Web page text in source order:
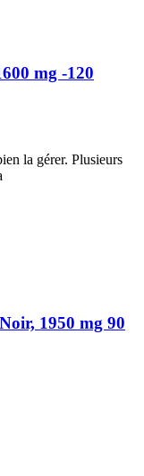
mg -120
la gérer. Plusieurs
1950 mg 90